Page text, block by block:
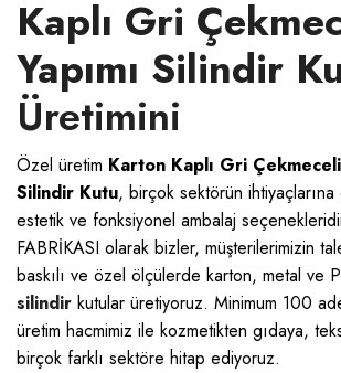
Kaplı Gri
Yapımı Silindir
Üretimini
Özel üretim Karton Kaplı Gri Çekmeceli
Silindir Kutu, birçok sektörün
estetik ve fonksiyonel ambalaj
FABRİKASI olarak bizler, müşterilerimizin
baskılı ve özel ölçülerde karton, metal ve
silindir kutular üretiyoruz. Minimum 100
üretim hacmimiz ile kozmetikten gıdaya,
birçok farklı sektöre hitap ediyoruz.